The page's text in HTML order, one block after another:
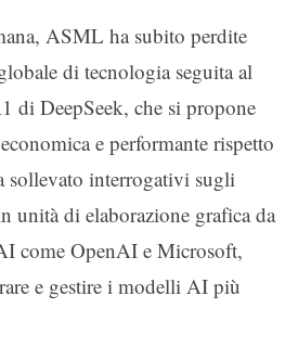
ASML ha subito perdite
di tecnologia seguita al
di DeepSeek, che si propone
e performante rispetto
sollevato interrogativi sugli
unità di elaborazione grafica da
come OpenAI e Microsoft,
e gestire i modelli AI più